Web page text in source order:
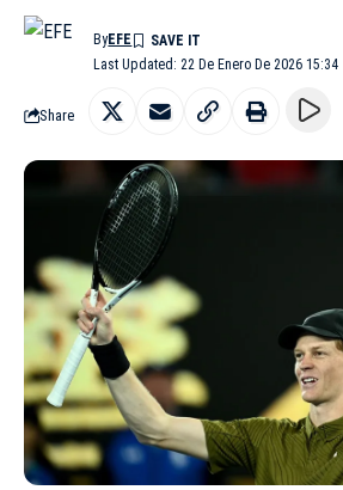
Last Updated: 22 De Enero De 2026 15:34
ByEFE
Share